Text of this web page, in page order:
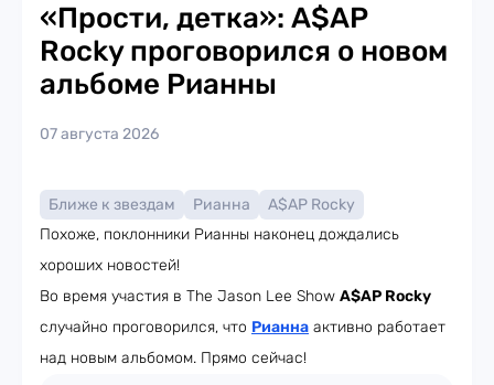
«Прости, детка»: A$AP
Rocky проговорился о новом
альбоме Рианны
07 августа 2026
Ближе к звездам Рианна
A$AP Rocky
Похоже, поклонники Рианны наконец дождались
хороших новостей!
Во время участия в The Jason Lee Show A$AP Rocky
случайно проговорился, что Рианна активно работает
над новым альбомом. Прямо сейчас!